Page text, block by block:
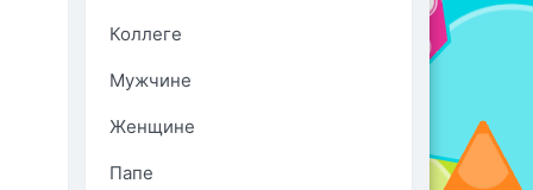
Коллеге
Мужчине
Женщине
Папе